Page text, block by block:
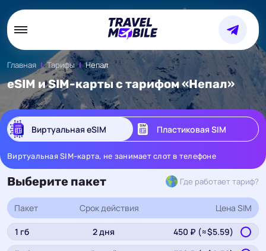
Главная Тарифы Непал
eSIM и SIM-карты с тарифом «Непал»
Виртуальная eSIM Пластиковая SIM
Виртуальная SIM-карта, не занимает слот в телефоне
Выберите пакет Где работает тариф?
Пакет Срок действия Цена SIM
1 гб 2дня 450 ₽ (≈$5.59)